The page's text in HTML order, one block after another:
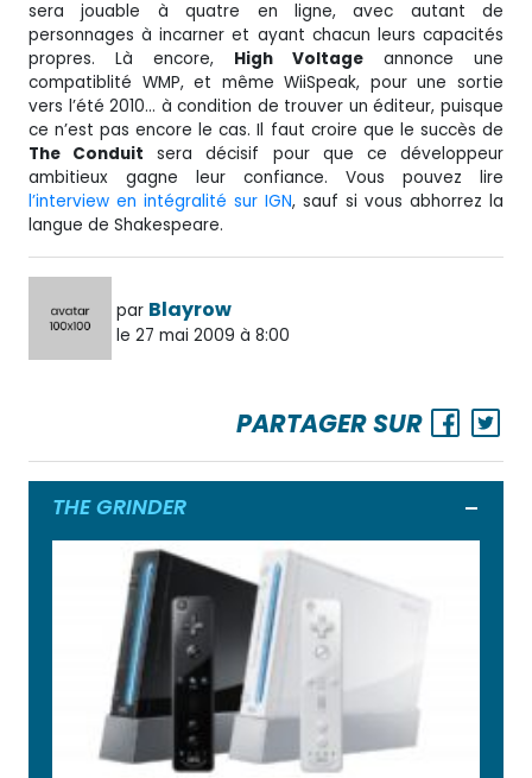
sera jouable à quatre en ligne, avec autant de
personnages à incarner et ayant chacun leurs capacités
propres. Là encore, High Voltage annonce une
compatiblité WMP, et même WiiSpeak, pour une sortie
vers l’été 2010… à condition de trouver un éditeur, puisque
ce n’est pas encore le cas. Il faut croire que le succès de
The Conduit sera décisif pour que ce développeur
ambitieux gagne leur confiance. Vous pouvez lire
l’interview en intégralité sur IGN, sauf si vous abhorrez la
langue de Shakespeare.
par Blayrow
le 27 mai 2009 à 8:00
PARTAGER SUR
THE GRINDER